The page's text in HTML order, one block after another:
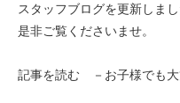
スタッフブログを更新しまし
是非ご覧くださいませ。
記事を読む －お子様でも大